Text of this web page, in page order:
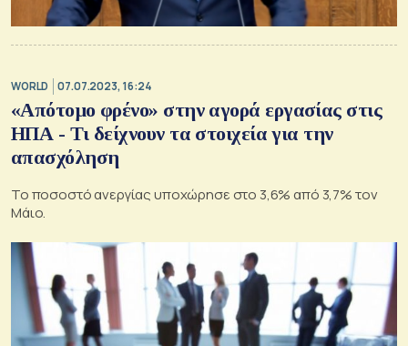
WORLD 07.07.2023, 16:24
«Απότομο φρένο» στην αγορά εργασίας στις
ΗΠΑ - Τι δείχνουν τα στοιχεία για την
απασχόληση
Το ποσοστό ανεργίας υποχώρησε στο 3,6% από 3,7% τον
Μάιο.